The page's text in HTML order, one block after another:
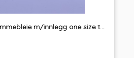
BLEIEPAKKE 2pk lommebleie m/innlegg one size tøybleie